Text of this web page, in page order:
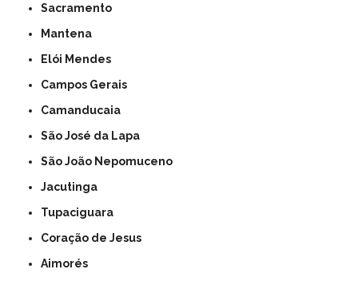
Sacramento
Mantena
Elói Mendes
Campos Gerais
Camanducaia
São José da Lapa
São João Nepomuceno
Jacutinga
Tupaciguara
Coração de Jesus
Aimorés